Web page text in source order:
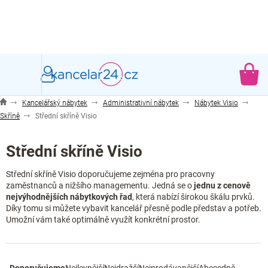
Kancelářský nábytek Administrativní nábytek
Nábytek Visio
Skříně
Střední skříně Visio
Střední skříně Visio
Střední skříně Visio doporučujeme zejména pro pracovny
zaměstnanců a nižšího managementu. Jedná se ojednu z cenově
nejvýhodnějších nábytkových řad, která nabízí širokou škálu prvků.
Díky tomu si můžete vybavit kancelář přesně podle představ a potřeb.
Umožní vám také optimálně využít konkrétní prostor.